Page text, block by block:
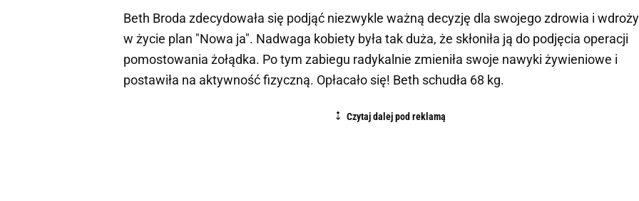
Beth Broda zdecydowała się podjąć niezwykle ważną decyzję dla swojego zdrowia i
w życie plan "Nowa ja". Nadwaga kobiety była tak duża, że skłoniła ją do podjęcia operacji
pomostowania żołądka. Po tym zabiegu radykalnie zmieniła swoje nawyki żywieniowe i
postawiła na aktywność fizyczną. Opłacało się! Beth schudła 68 kg.